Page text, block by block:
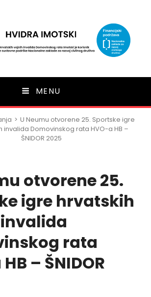
Imotski
MENU
> U Neumu otvorene 25. Sportske igre
invalida Domovinskog rata HVO-a HB –
ŠNIDOR 2025
otvorene 25.
igre hrvatskih
rata
– ŠNIDOR